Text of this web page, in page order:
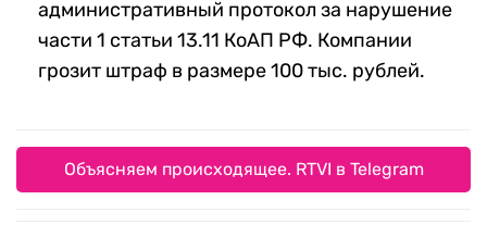
административный протокол за нарушение
части 1 статьи 13.11 КоАП РФ. Компании
грозит штраф в размере 100 тыс. рублей.
Объясняем происходящее. RTVI в Telegram